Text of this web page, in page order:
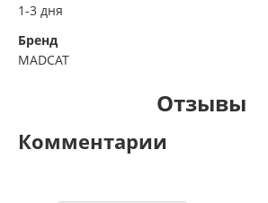
1-3 дня
Бренд
MADCAT
Отзывы
Комментарии